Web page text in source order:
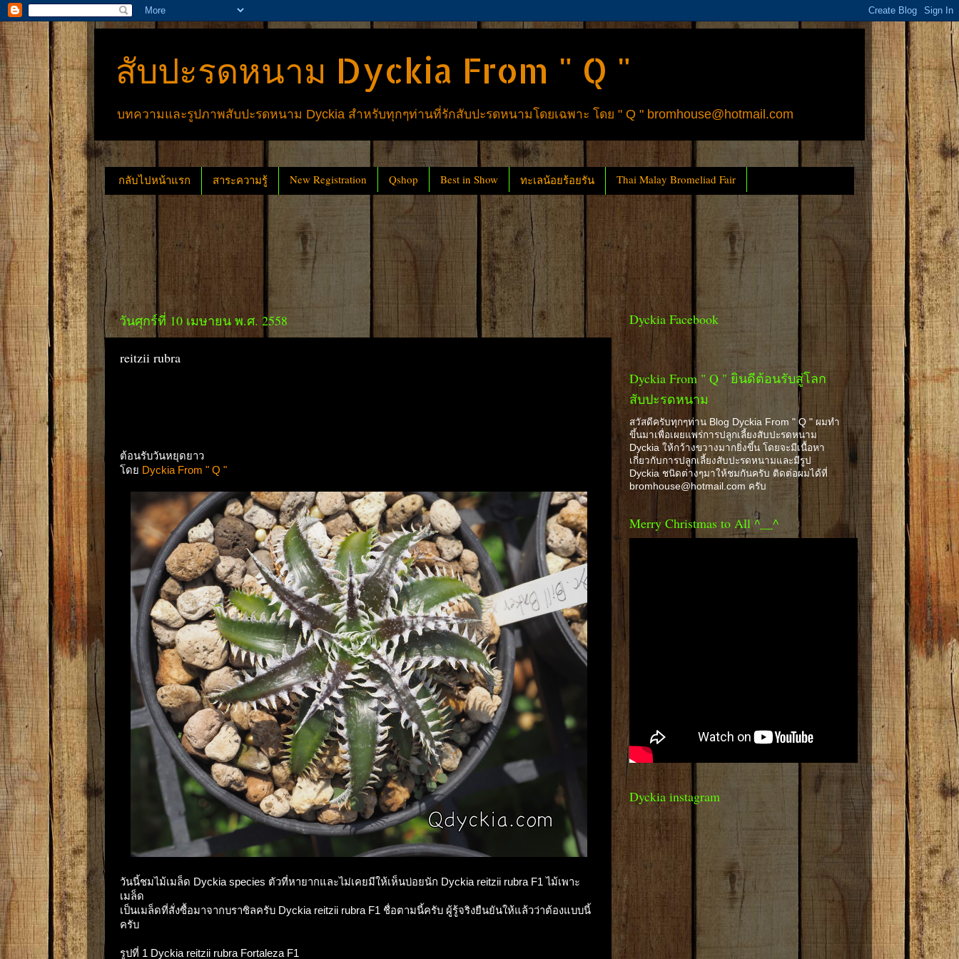
สับปะรดหนาม Dyckia From " Q "
บทความและรูปภาพสับปะรดหนาม Dyckia สำหรับทุกๆท่านที่รักสับปะรดหนามโดยเฉพาะ โดย " Q " bromhouse@hotmail.com
กลับไปหน้าแรก สาระความรู้ New Registration Qshop Best in Show ทะเลน้อยร้อยรัน Thai Malay Bromeliad Fair
วันศุกร์ที่ 10 เมษายน พ.ศ. 2558
reitzii rubra
ต้อนรับวันหยุดยาว
โดย Dyckia From " Q "
วันนี้ชมไม้เมล็ด Dyckia species ตัวที่หายากและไม่เคยมีให้เห็นบ่อยนัก Dyckia reitzii rubra F1 ไม้เพาะ
เมล็ด
เป็นเมล็ดที่สั่งซื้อมาจากบราซิลครับ Dyckia reitzii rubra F1 ชื่อตามนี้ครับ ผู้รู้จริงยืนยันให้แล้วว่าต้องแบบนี้
ครับ
รูปที่ 1 Dyckia reitzii rubra Fortaleza F1
Dyckia Facebook
Dyckia From " Q " ยินดีต้อนรับสู่โลก
สับปะรดหนาม
สวัสดีครับทุกๆท่าน Blog Dyckia From " Q " ผมทำ
ขึ้นมาเพื่อเผยแพร่การปลูกเลี้ยงสับปะรดหนาม
Dyckia ให้กว้างขวางมากยิ่งขึ้น โดยจะมีเนื้อหา
เกี่ยวกับการปลูกเลี้ยงสับปะรดหนามและมีรูป
Dyckia ชนิดต่างๆมาให้ชมกันครับ ติดต่อผมได้ที่
bromhouse@hotmail.com ครับ
Merry Christmas to All ^__^
Dyckia instagram